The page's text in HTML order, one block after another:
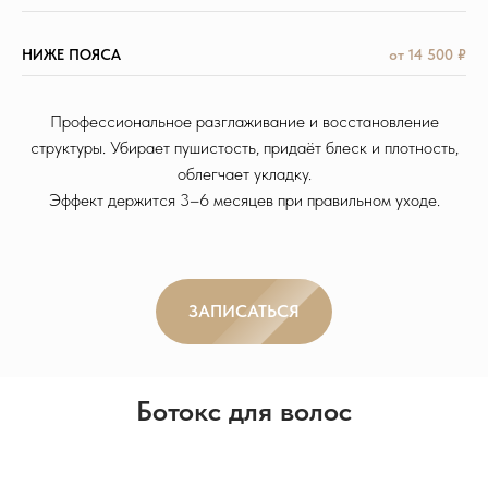
НИЖЕ ПОЯСА от 14 500 ₽
Профессиональное разглаживание и восстановление
структуры. Убирает пушистость, придаёт блеск и плотность,
облегчает укладку.
Эффект держится 3–6 месяцев при правильном уходе.
ЗАПИСАТЬСЯ
Ботокс для волос